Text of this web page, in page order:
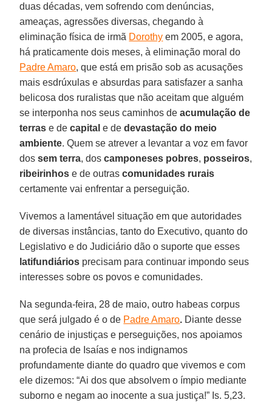
duas décadas, vem sofrendo com denúncias,
ameaças, agressões diversas, chegando à
eliminação física de irmã Dorothy em 2005, e agora,
há praticamente dois meses, à eliminação moral do
Padre Amaro, que está em prisão sob as acusações
mais esdrúxulas e absurdas para satisfazer a sanha
belicosa dos ruralistas que não aceitam que alguém
se interponha nos seus caminhos deacumulação de
terras e decapital e de devastação do meio
ambiente. Quem se atrever a levantar a voz em favor
dossem terra, dos camponeses pobres, posseiros,
ribeirinhos e de outras comunidades rurais
certamente vai enfrentar a perseguição.
Vivemos a lamentável situação em que autoridades
de diversas instâncias, tanto do Executivo, quanto do
Legislativo e do Judiciário dão o suporte que esses
latifundiários precisam para continuar impondo seus
interesses sobre os povos e comunidades.
Na segunda-feira, 28 de maio, outro habeas corpus
que será julgado é o de Padre Amaro. Diante desse
cenário de injustiças e perseguições, nos apoiamos
na profecia de Isaías e nos indignamos
profundamente diante do quadro que vivemos e com
ele dizemos: “Ai dos que absolvem o ímpio mediante
suborno e negam ao inocente a sua justiça!” Is. 5,23.